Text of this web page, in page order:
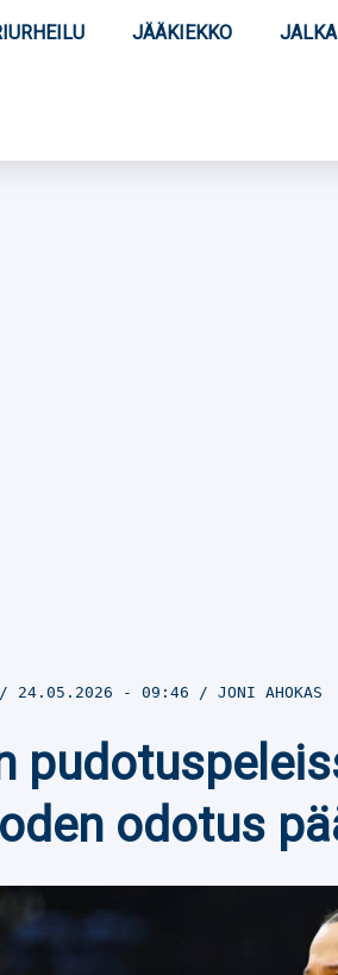
JÄÄKIEKKO
24.05.2026 - 09:46 JONI AHOKAS
odotus